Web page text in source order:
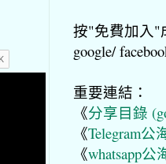
按"免費加入"
google/
重要連結：
《分享目錄
《Telegram公
《whatsapp公